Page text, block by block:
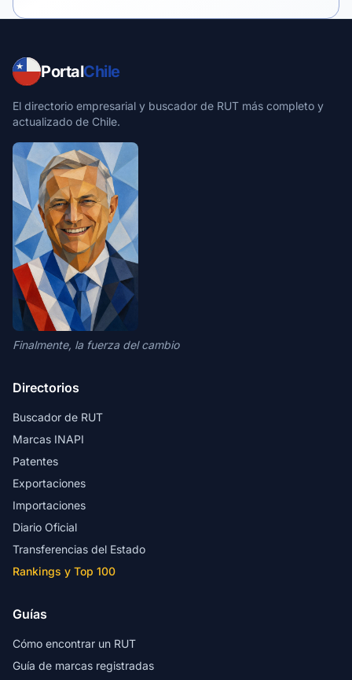
PortalChile
El directorio empresarial y buscador de RUT más completo y
actualizado de Chile.
Finalmente, la fuerza del cambio
Directorios
Buscador de RUT
Marcas INAPI
Patentes
Exportaciones
Importaciones
Diario Oficial
Transferencias del Estado
Rankings y Top 100
Guías
Cómo encontrar un RUT
Guía de marcas registradas